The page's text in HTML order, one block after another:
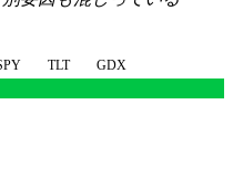
TLT GDX